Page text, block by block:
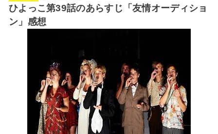
ひよっこ第39話のあらすじ「友情オーディショ
ン」感想